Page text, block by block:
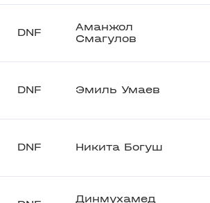
DNF
Аманжол
Смагулов
DNF Эмиль Умаев
DNF Никита Богуш
Динмухамед